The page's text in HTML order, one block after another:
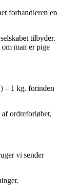
forhandleren en
tilbyder.
man er pige
– 1 kg. forinden
ordreforløbet,
vi sender